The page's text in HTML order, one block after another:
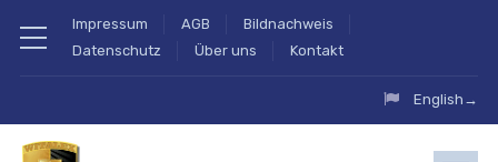
Impressum AGB
Bildnachweis
Datenschutz
Über uns Kontakt
English→